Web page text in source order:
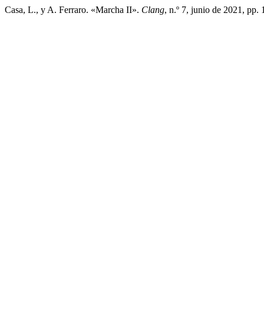
Casa, L., y A. Ferraro. «Marcha II». Clang, n.º 7, junio de 2021, pp.